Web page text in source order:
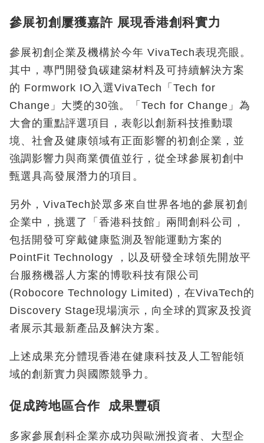
參展初創屢獲嘉許 展現香港創科實力
參展初創企業及機構於今年 VivaTech表現亮眼。
其中，專門開發負碳建築材料及可持續解決方案
的 Formwork IO入選VivaTech「Tech for
Change」大獎的30強。「Tech for Change」為
大會的重點評選項目，表彰以創新科技推動環
境、社會及健康領域有正面影響的初創企業，並
強調影響力與商業價值並行，從全球參展初創中
甄選具高發展潛力的項目。
另外，VivaTech於眾多來自世界各地的參展初創
企業中，挑選了「香港科技館」兩間創科公司，
包括開發可穿戴健康監測及智能運動方案的
PointFit Technology ，以及研發全球領先開放平
台服務機器人方案的博歌科技有限公司
(Robocore Technology Limited)，在VivaTech的
Discovery Stage現場演示，向全球的買家及投資
者展示其最新產品及解決方案。
上述成果充分體現香港在健康科技及人工智能領
域的創新實力與國際競爭力。
促成跨地區合作 成果豐碩
多家參展創科企業亦成功與歐洲投資者、大型企